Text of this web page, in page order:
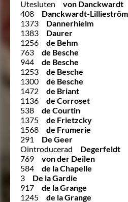
Utesluten
von Danckwardt
408
Danckwardt-Lillieström
1373
Dannerhielm
1383
Daurer
1256
de Behm
763
de Besche
944
de Besche
1253
de Besche
1300
de Besche
1472
de Briant
1136
de Corroset
538
de Courtin
1375
de Frietzcky
1568
de Frumerie
291
De Geer
Ointroducerad
Degerfeldt
769
von der Deilen
584
de la Chapelle
3
De la Gardie
917
de la Grange
1245
de la Grange